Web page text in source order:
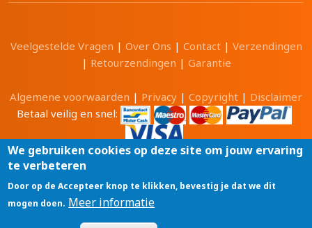
Veelgestelde Vragen | Over Ons | Contact| Verzendingen
| Retourzendingen | Garantie
Algemene voorwaarden | Privacy | Copyright | Disclaimer
Betaal veilig en snel:
Alle prijzen zijn in Euro en inclusief 21% BTW.
Luchtwinkel.be® is een merk van
We gebruiken cookies op deze site om jouw ervaring
te verbeteren
Door op de Accepteer knop te klikken, bevestig je dat we dit
mogen doen. Meer informatie